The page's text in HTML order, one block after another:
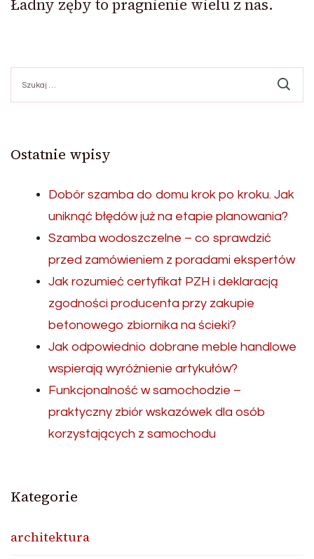
Ładny zęby to pragnienie wielu z nas.
Ostatnie wpisy
Dobór szamba do domu krok po kroku. Jak
uniknąć błędów już na etapie planowania?
Szamba wodoszczelne – co sprawdzić
przed zamówieniem z poradami ekspertów
Jak rozumieć certyfikat PZH i deklaracją
zgodności producenta przy zakupie
betonowego zbiornika na ścieki?
Jak odpowiednio dobrane meble handlowe
wspierają wyróżnienie artykułów?
Funkcjonalność w samochodzie –
praktyczny zbiór wskazówek dla osób
korzystających z samochodu
Kategorie
architektura